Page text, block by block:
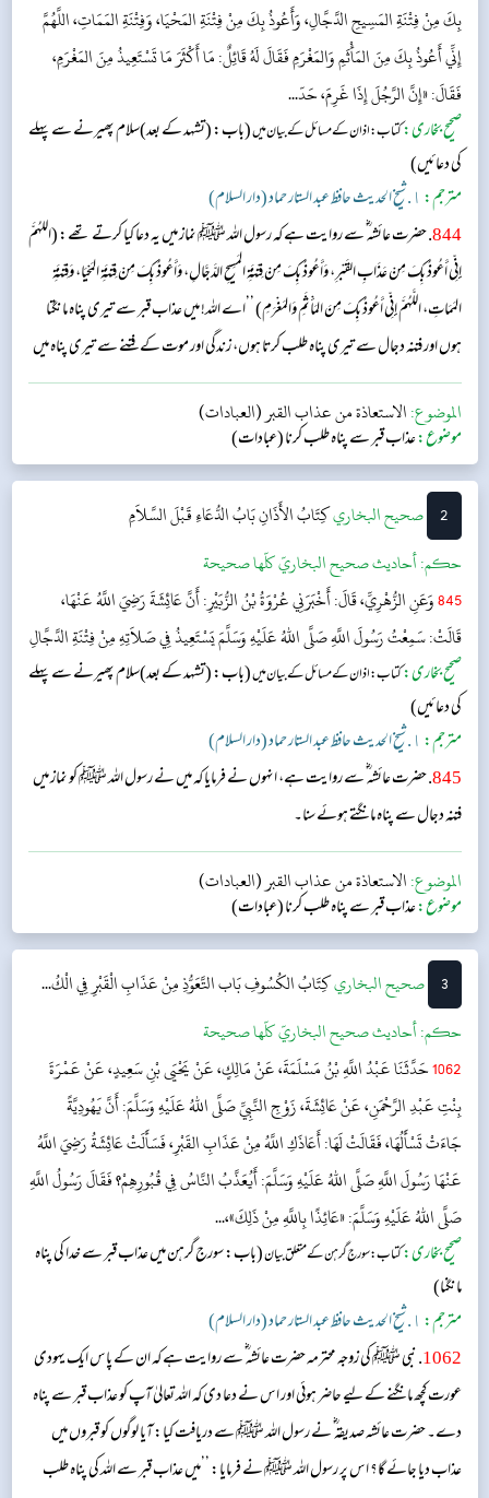
بِكَ مِنْ فِتْنَةِ المَسِيحِ الدَّجَّالِ، وَأَعُوذُ بِكَ مِنْ فِتْنَةِ المَحْيَا، وَفِتْنَةِ المَمَاتِ، اللَّهُمَّ
إِنِّي أَعُوذُ بِكَ مِنَ المَأْثَمِ وَالمَغْرَمِ فَقَالَ لَهُ قَائِلٌ: مَا أَكْثَرَ مَا تَسْتَعِيذُ مِنَ المَغْرَمِ،
فَقَالَ: «إِنَّ الرَّجُلَ إِذَا غَرِمَ، حَدّ...
صحیح بخاری:کتاب: اذان کے مسائل کے بیان میں(باب: (تشہد کے بعد)سلام پھیرنے سے پہلے
کی دعائیں)
مترجم: ١. شیخ الحدیث حافظ عبد الستار حماد (دار السلام)
844. حضرت عائشہ‬ ؓ س‬ے روایت ہے کہ رسول اللہ ﷺ نماز میں یہ دعا کیا کرتے تھے: (اللَّهُمَّ
إِنِّي أَعُوذُ بِكَ مِنْ عَذَابِ القَبْرِ، وَأَعُوذُ بِكَ مِنْ فِتْنَةِ المَسِيحِ الدَّجَّالِ، وَأَعُوذُ بِكَ مِنْ فِتْنَةِ المَحْيَا، وَفِتْنَةِ
المَمَاتِ، اللَّهُمَّ إِنِّي أَعُوذُ بِكَ مِنَ المَأْثَمِ وَالمَغْرَمِ) ’’اے اللہ! میں عذاب قبر سے تیری پناہ مانگتا
ہوں اور فتنہ دجال سے تیری پناہ طلب کرتا ہوں، زندگی اور موت کے فتنے سے تیری پناہ میں
آتا ہوں۔ اے اللہ! میں گناہ اور قرض سے تیری پناہ کا طالب ہوں۔‘‘ آپ سے کسی نے ...
الموضوع:الاستعاذة من عذاب القبر (العبادات)
موضوع:عذاب قبر سے پناہ طلب کرنا (عبادات)
2 ‌‌صحيح البخاريكِتَابُ الأَذَانِبَابُ الدُّعَاءِ قَبْلَ السَّلاَمِ
حکم:أحاديث صحيح البخاريّ كلّها صحيحة
845وَعَنِ الزُّهْرِيِّ، قَالَ: أَخْبَرَنِي عُرْوَةُ بْنُ الزُّبَيْرِ: أَنَّ عَائِشَةَ رَضِيَ اللَّهُ عَنْهَا،
قَالَتْ: سَمِعْتُ رَسُولَ اللَّهِ صَلَّى اللهُ عَلَيْهِ وَسَلَّمَ يَسْتَعِيذُ فِي صَلاَتِهِ مِنْ فِتْنَةِ الدَّجَّالِ
صحیح بخاری:کتاب: اذان کے مسائل کے بیان میں(باب: (تشہد کے بعد)سلام پھیرنے سے پہلے
کی دعائیں)
مترجم: ١. شیخ الحدیث حافظ عبد الستار حماد (دار السلام)
845. حضرت عائشہ ؓ سے روایت ہے، انہوں نے فرمایا کہ میں نے رسول اللہ ﷺ کو نماز میں
فتنہ دجال سے پناہ مانگتے ہوئے سنا۔
الموضوع:الاستعاذة من عذاب القبر (العبادات)
موضوع:عذاب قبر سے پناہ طلب کرنا (عبادات)
3 ‌‌صحيح البخاريکِتَابُ الكُسُوفِبَاب التَّعَوُّذِ مِنْ عَذَابِ الْقَبْرِ فِي الْكُ...
حکم:أحاديث صحيح البخاريّ كلّها صحيحة
1062حَدَّثَنَا عَبْدُ اللَّهِ بْنُ مَسْلَمَةَ، عَنْ مَالِكٍ، عَنْ يَحْيَى بْنِ سَعِيدٍ، عَنْ عَمْرَةَ
بِنْتِ عَبْدِ الرَّحْمَنِ، عَنْ عَائِشَةَ، زَوْجِ النَّبِيِّ صَلَّى اللهُ عَلَيْهِ وَسَلَّمَ: أَنَّ يَهُودِيَّةً
جَاءَتْ تَسْأَلُهَا، فَقَالَتْ لَهَا: أَعَاذَكِ اللَّهُ مِنْ عَذَابِ القَبْرِ، فَسَأَلَتْ عَائِشَةُ رَضِيَ اللَّهُ
عَنْهَا رَسُولَ اللَّهِ صَلَّى اللهُ عَلَيْهِ وَسَلَّمَ: أَيُعَذَّبُ النَّاسُ فِي قُبُورِهِمْ؟ فَقَالَ رَسُولُ اللَّهِ
صَلَّى اللهُ عَلَيْهِ وَسَلَّمَ: «عَائِذًا بِاللَّهِ مِنْ ذَلِكَ»،...
صحیح بخاری:کتاب: سورج گرہن کے متعلق بیان(باب: سورج گرہن میں عذاب قبر سے خدا کی پناہ
مانگنا)
مترجم: ١. شیخ الحدیث حافظ عبد الستار حماد (دار السلام)
1062 . نبی ﷺ کی زوجہ محترمہ حضرت عائشہ‬ ؓ س‬ے روایت ہے کہ ان کے پاس ایک یہودی
عورت کچھ مانگنے کے لیے حاضر ہوئی اور اس نے دعا دی کہ اللہ تعالیٰ آپ کو عذاب قبر سے پناہ
دے۔ حضرت عائشہ صدیقہ‬ ؓ ن‬ے رسول اللہ ﷺ سے دریافت کیا: آیا لوگوں کو قبروں میں
عذاب دیا جائے گا؟ اس پر رسول اللہ ﷺ نے فرمایا: ’’میں عذاب قبر سے اللہ کی پناہ طلب